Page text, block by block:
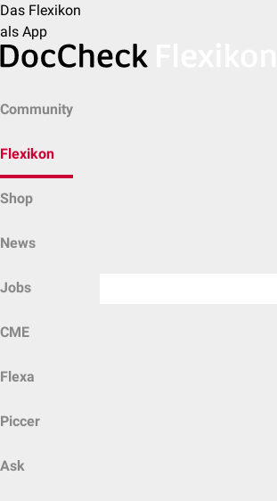
Das Flexikon
als App
Community
Flexikon
Shop
News
Jobs
CME
Flexa
Piccer
Ask